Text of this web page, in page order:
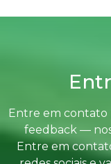
Entre em contato
feedback —
Entre em